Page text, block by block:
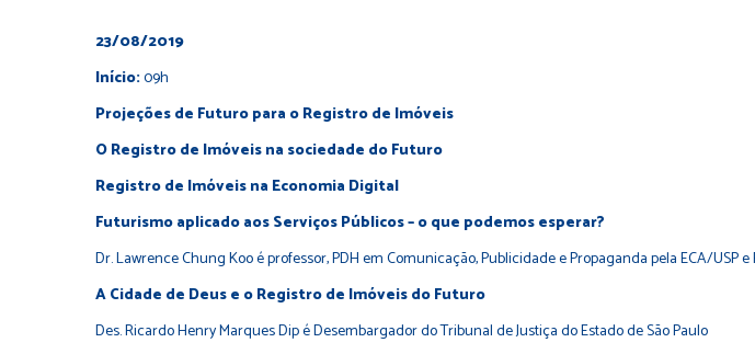
23/08/2019
Início:09h
Projeções de Futuro para o Registro de Imóveis
O Registro de Imóveis na sociedade do Futuro
Registro de Imóveis na Economia Digital
Futurismo aplicado aos Serviços Públicos – o que podemos esperar?
Dr. Lawrence Chung Koo é professor, PDH em Comunicação, Publicidade e Propaganda pela ECA/USP
A Cidade de Deus e o Registro de Imóveis do Futuro
Des. Ricardo Henry Marques Dip é Desembargador do Tribunal de Justiça do Estado de São Paulo